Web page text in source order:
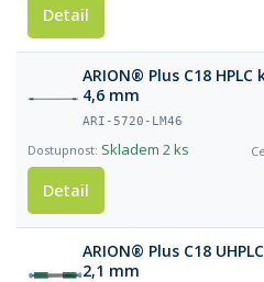
Detail
ARION® Plus C18
4,6 mm
ARI-5720-LM46
Skladem 2 ks
Detail
ARION® Plus C18
2,1 mm